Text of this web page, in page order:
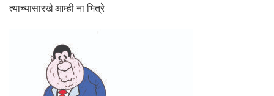
त्याच्यासारखे आम्ही ना भित्रे